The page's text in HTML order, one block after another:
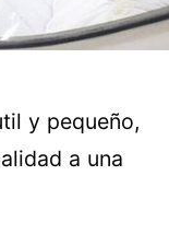
y pequeño,
a una